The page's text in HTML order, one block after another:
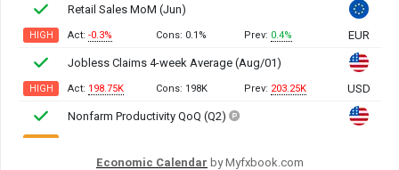
Economic Calendar by Myfxbook.com